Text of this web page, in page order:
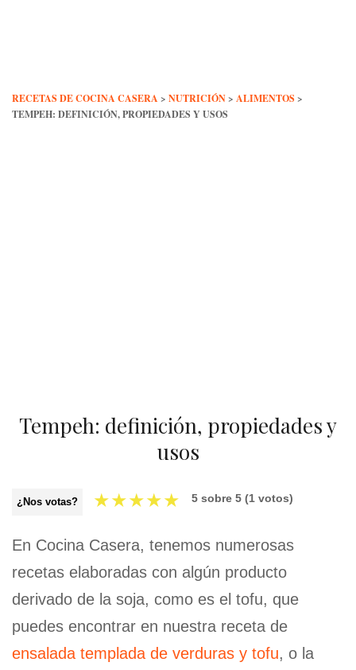
RECETAS DE COCINA CASERA > NUTRICIÓN> ALIMENTOS >
TEMPEH: DEFINICIÓN, PROPIEDADES Y USOS
Tempeh: definición, propiedades y
usos
¿Nos votas? ★★★★★ 5 sobre 5 (1 votos)
En Cocina Casera, tenemos numerosas
recetas elaboradas con algún producto
derivado de la soja, como es el tofu, que
puedes encontrar en nuestra receta de
ensalada templada de verduras y tofu, o la